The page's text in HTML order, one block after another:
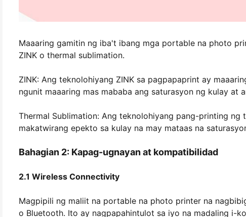
Maaaring gamitin ng iba't ibang mga portable na photo
ZINK o thermal sublimation.
ZINK: Ang teknolohiyang ZINK sa pagpapaprint ay
ngunit maaaring mas mababa ang saturasyon ng kulay at
Thermal Sublimation: Ang teknolohiyang pang-printing
makatwirang epekto sa kulay na may mataas na
Bahagian 2: Kapag-ugnayan at kompatibilidad
2.1 Wireless Connectivity
Magpipili ng maliit na portable na photo printer na
o Bluetooth. Ito ay nagpapahintulot sa iyo na madaling i-